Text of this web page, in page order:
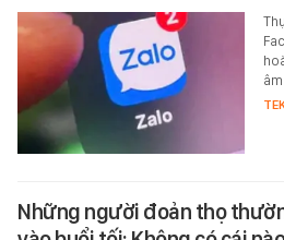
Những người đoản thọ